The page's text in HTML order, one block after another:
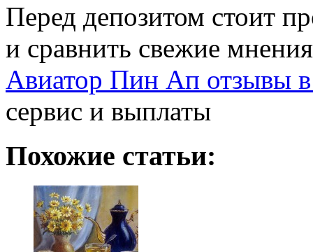
Перед депозитом стоит
и сравнить свежие
Авиатор Пин Ап отзывы в
сервис и выплаты
Похожие статьи: